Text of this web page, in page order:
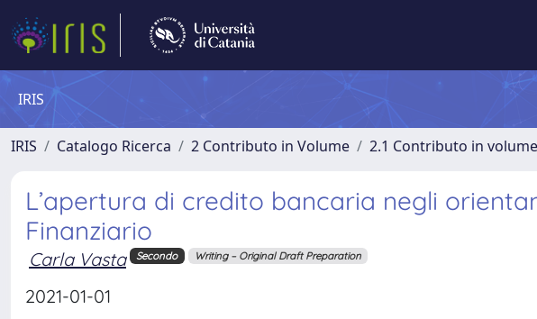
IRIS
IRIS Catalogo Ricerca 2 Contributo in Volume 2.1 Contributo in
L’apertura di credito bancaria negli
Finanziario
Carla Vasta Secondo Writing – Original Draft Preparation
2021-01-01